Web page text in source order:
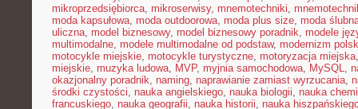
mikroprzedsiębiorca, mikroserwisy, mnemotechniki,
moda kapsułowa, moda outdoorowa, moda plus size, moda
uliczna, model biznesowy, model biznesowy poradnik, modele
multimodalne, modele multimodalne od podstaw, modernizm
motocykle miejskie, motocykle turystyczne, motoryzacja miejska
miejskie, muzyka ludowa, MVP, myjnia samochodowa, MySQL,
okazjonalny poradnik, naming, naprawianie zamiast wyrzucania,
środki czystości, nauka angielskiego, nauka biologii, nauka
francuskiego, nauka geografii, nauka historii, nauka